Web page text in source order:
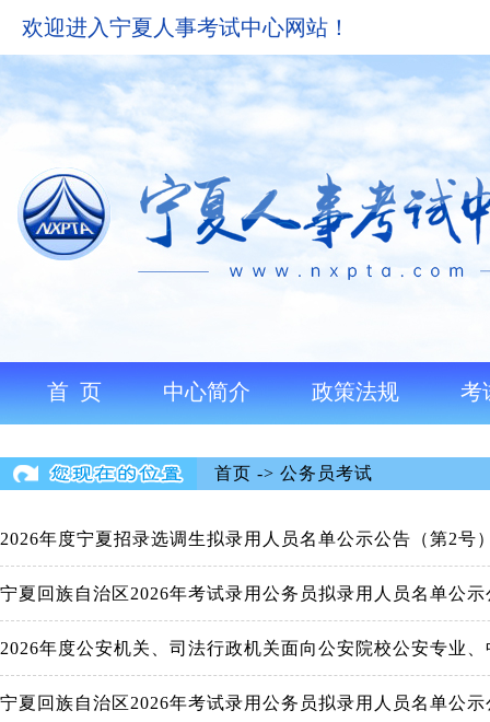
欢迎进入宁夏人事考试中心网站！
首 页 中心简介 政策法规 考
首页 -> 公务员考试
2026年度宁夏招录选调生拟录用人员名单公示公告（第2号
宁夏回族自治区2026年考试录用公务员拟录用人员名单公
2026年度公安机关、司法行政机关面向公安院校公安专业
宁夏回族自治区2026年考试录用公务员拟录用人员名单公